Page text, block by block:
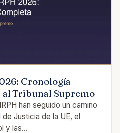
Cronología
al Tribunal Supremo
han seguido un camino
Justicia de la UE, el
y las…